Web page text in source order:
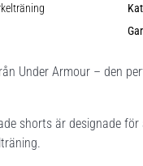
Under Armour – den
shorts är designade